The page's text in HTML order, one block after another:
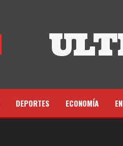
DEPORTES ECONOMÍA